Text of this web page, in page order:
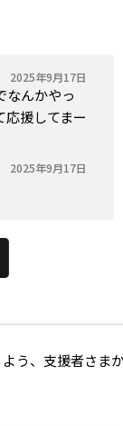
2025年9月17日
なんかやっ
援してまー
2025年9月17日
う、支援者さま